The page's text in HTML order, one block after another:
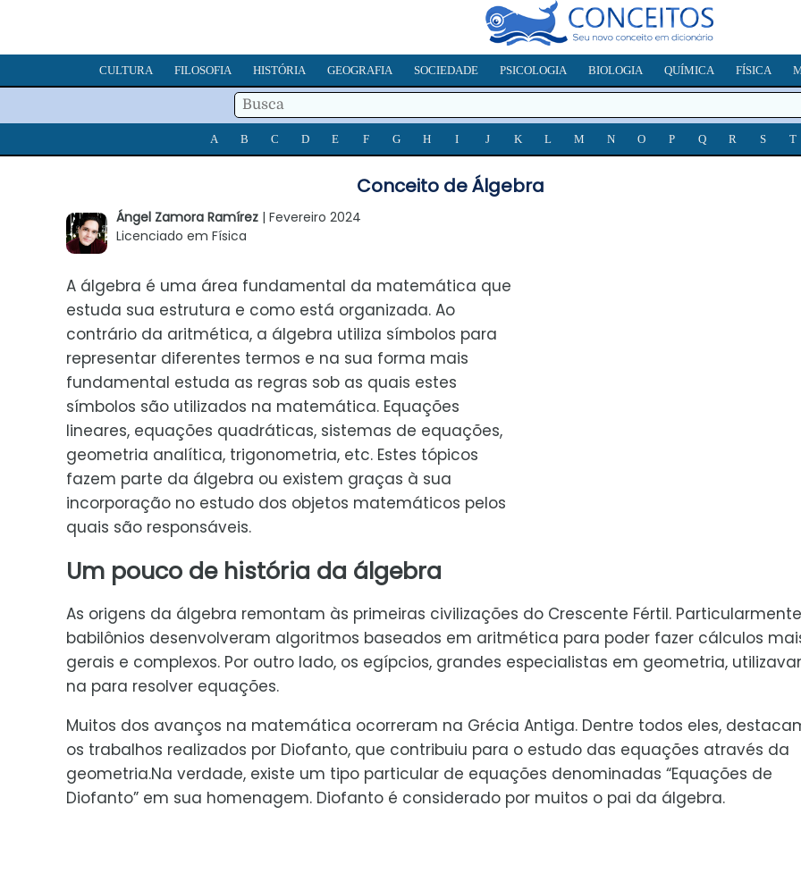
CULTURA FILOSOFIA HISTÓRIA GEOGRAFIA SOCIEDADE PSICOLOGIA BIOLOGIA QUÍMICA FÍSICA
A B C D E F G H I J K L M N O P Q R S T
Conceito de Álgebra
Ángel Zamora Ramírez| Fevereiro 2024
Licenciado em Física
A álgebra é uma área fundamental da matemática que
estuda sua estrutura e como está organizada. Ao
contrário da aritmética, a álgebra utiliza símbolos para
representar diferentes termos e na sua forma mais
fundamental estuda as regras sob as quais estes
símbolos são utilizados na matemática. Equações
lineares, equações quadráticas, sistemas de equações,
geometria analítica, trigonometria, etc. Estes tópicos
fazem parte da álgebra ou existem graças à sua
incorporação no estudo dos objetos matemáticos pelos
quais são responsáveis.
Um pouco de história da álgebra
As origens da álgebra remontam às primeiras civilizações do Crescente Fértil.
babilônios desenvolveram algoritmos baseados em aritmética para poder fazer cálculos
gerais e complexos. Por outro lado, os egípcios, grandes especialistas em geometria,
na para resolver equações.
Muitos dos avanços na matemática ocorreram na Grécia Antiga. Dentre todos eles,
os trabalhos realizados por Diofanto, que contribuiu para o estudo das equações através da
geometria.Na verdade, existe um tipo particular de equações denominadas “Equações de
Diofanto” em sua homenagem. Diofanto é considerado por muitos o pai da álgebra.